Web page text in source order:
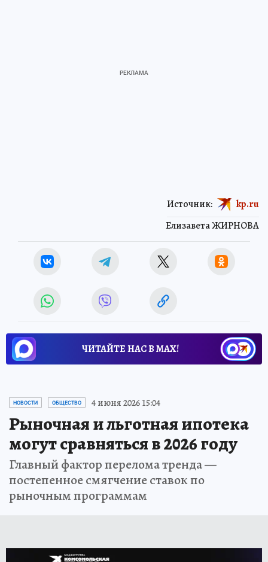
Елизавета ЖИРНОВА
Источник: kp.ru
ЧИТАЙТЕ НАС В МАХ!
НОВОСТИ ОБЩЕСТВО 4 июня 2026 15:04
Рыночная и льготная ипотека
могут сравняться в 2026 году
Главный фактор перелома тренда —
постепенное смягчение ставок по
рыночным программам